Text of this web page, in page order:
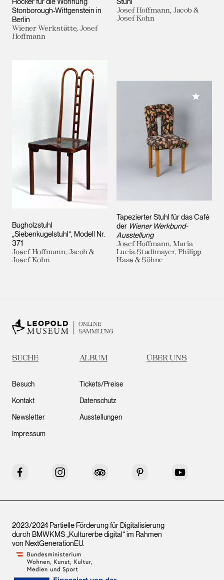
Stonborough-Wittgenstein in
Berlin
Wiener Werkstätte, Josef
Hoffmann
Josef Hoffmann, Jacob &
Josef Kohn
Bugholzstuhl
„Siebenkugelstuhl“, Modell Nr.
371
Josef Hoffmann, Jacob &
Josef Kohn
Meiner Sammlung hinzufügen
Tapezierter Stuhl für das Café
der Wiener Werkbund-
Ausstellung
Josef Hoffmann, Maria
Lucia Stadlmayer, Philipp
Haas & Söhne
Meiner
ONLINE
SAMMLUNG
SUCHE ALBUM ÜBER UNS
Besuch
Kontakt
Newsletter
Impressum
Tickets/Preise
Datenschutz
Ausstellungen
Facebook Instagram Tripadvisor Pinterest YouTube
2023/2024 Partielle Förderung für Digitalisierung
durch BMWKMS „Kulturerbe digital“ im Rahmen
von NextGenerationEU.